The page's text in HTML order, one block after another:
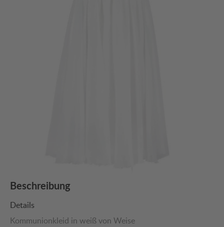
Beschreibung
Details
Kommunionkleid in weiß von Weise